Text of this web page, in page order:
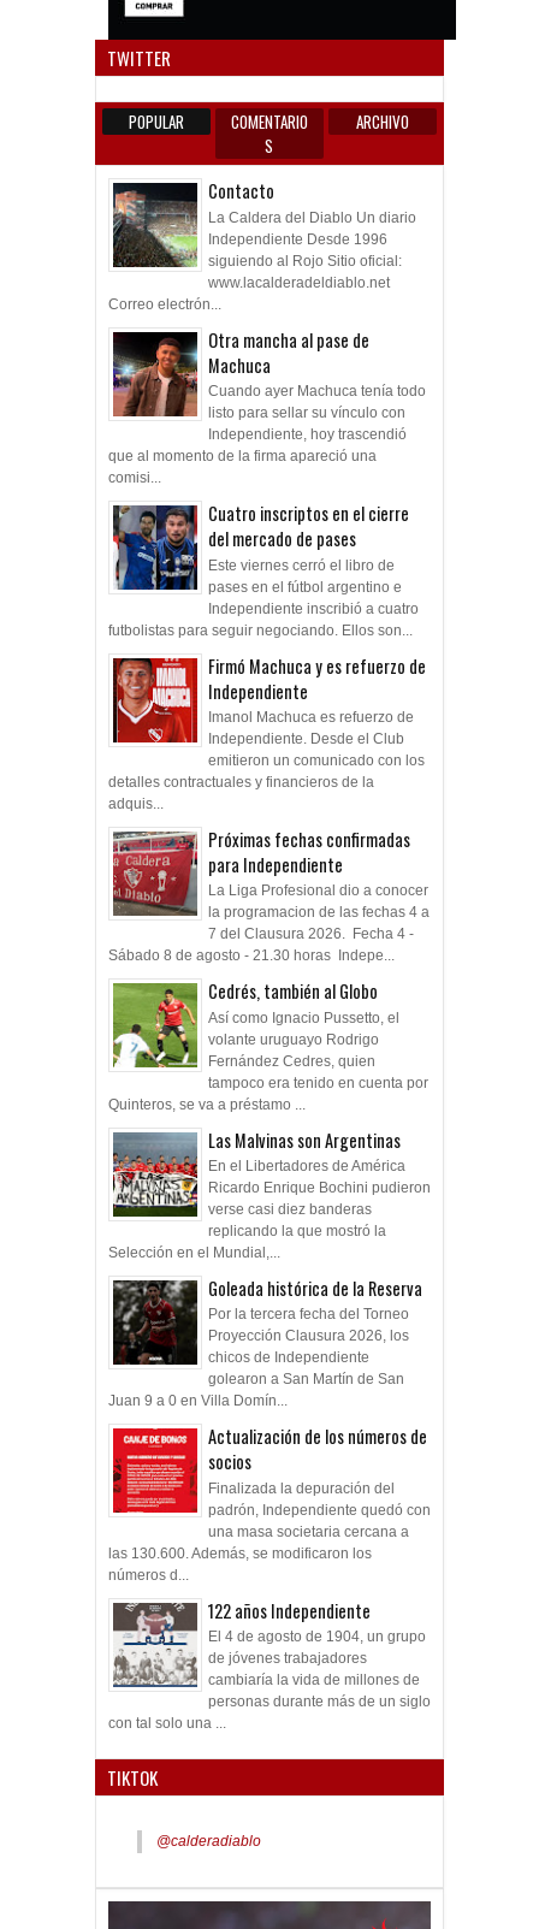
TWITTER
POPULAR
COMENTARIO
S
ARCHIVO
Contacto
La Caldera del Diablo Un diario
Independiente Desde 1996
siguiendo al Rojo Sitio oficial:
www.lacalderadeldiablo.net
Correo electrón...
Otra mancha al pase de
Machuca
Cuando ayer Machuca tenía todo
listo para sellar su vínculo con
Independiente, hoy trascendió
que al momento de la firma apareció una
comisi...
Cuatro inscriptos en el cierre
del mercado de pases
Este viernes cerró el libro de
pases en el fútbol argentino e
Independiente inscribió a cuatro
futbolistas para seguir negociando. Ellos son...
Firmó Machuca y es refuerzo de
Independiente
Imanol Machuca es refuerzo de
Independiente. Desde el Club
emitieron un comunicado con los
detalles contractuales y financieros de la
adquis...
Próximas fechas confirmadas
para Independiente
La Liga Profesional dio a conocer
la programacion de las fechas 4 a
7 del Clausura 2026. Fecha 4 -
Sábado 8 de agosto - 21.30 horas Indepe...
Cedrés, también al Globo
Así como Ignacio Pussetto, el
volante uruguayo Rodrigo
Fernández Cedres, quien
tampoco era tenido en cuenta por
Quinteros, se va a préstamo ...
Las Malvinas son Argentinas
En el Libertadores de América
Ricardo Enrique Bochini pudieron
verse casi diez banderas
replicando la que mostró la
Selección en el Mundial,...
Goleada histórica de la Reserva
Por la tercera fecha del Torneo
Proyección Clausura 2026, los
chicos de Independiente
golearon a San Martín de San
Juan 9 a 0 en Villa Domín...
Actualización de los números de
socios
Finalizada la depuración del
padrón, Independiente quedó con
una masa societaria cercana a
las 130.600. Además, se modificaron los
números d...
122 años Independiente
El 4 de agosto de 1904, un grupo
de jóvenes trabajadores
cambiaría la vida de millones de
personas durante más de un siglo
con tal solo una ...
TIKTOK
@calderadiablo